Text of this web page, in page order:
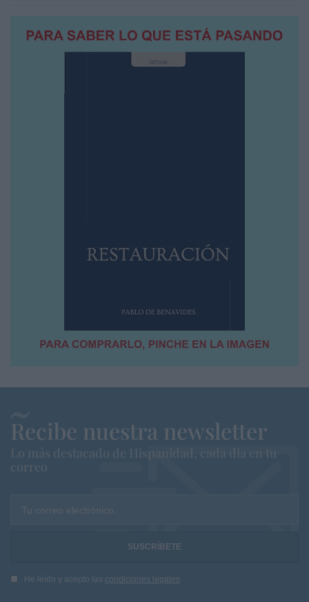
Recibe nuestra newsletter
Lo más destacado de Hispanidad, cada dia en tu
correo
Tu correo electrónico...
He leído y acepto las condiciones legales